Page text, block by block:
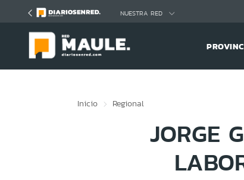
NUESTRA RED
Inicio Regional
JORGE